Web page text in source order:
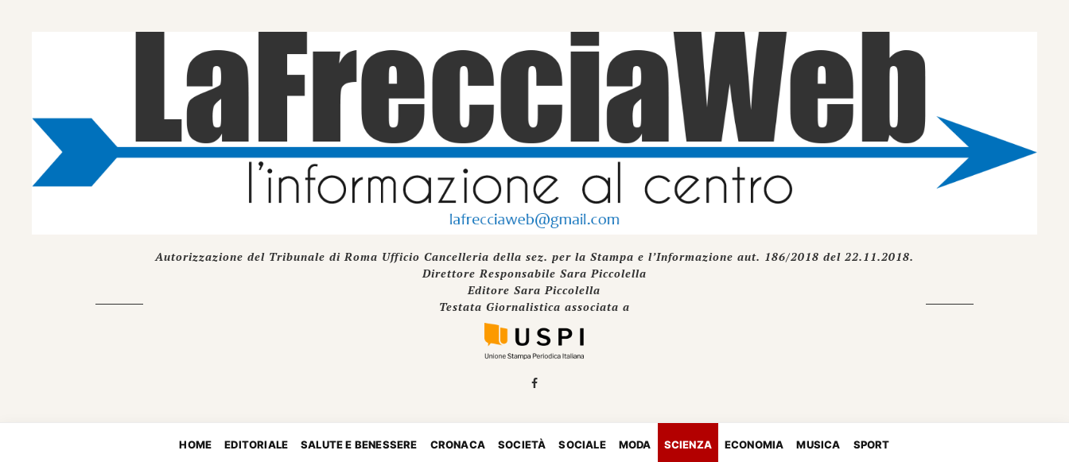
Autorizzazione del Tribunale di Roma Ufficio Cancelleria della sez. per la Stampa e l’Informazione aut. 186/2018 del 22.11.2018.
Direttore Responsabile Sara Piccolella
Editore Sara Piccolella
Testata Giornalistica associata a
HOME EDITORIALE SALUTE E BENESSERE CRONACA SOCIETÀ SOCIALE MODA SCIENZA ECONOMIA MUSICA SPORT